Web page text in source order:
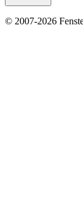
© 2007-2026